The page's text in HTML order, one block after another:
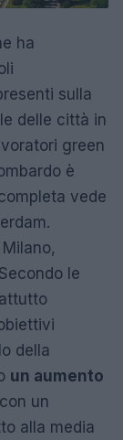
ha
sulla
delle città in
green
è
vede
le
della
un aumento
un
alla media